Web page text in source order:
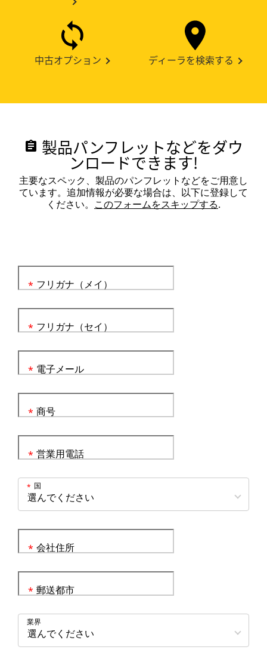
中古オプション ディーラを検索する
assignment 製品パンフレットなどをダウ
ンロードできます!
主要なスペック、製品のパンフレットなどをご用意し
ています。追加情報が必要な場合は、以下に登録して
ください。 このフォームをスキップする.
フリガナ（メイ）
*
フリガナ（セイ）
*
電子メール
*
商号
*
営業用電話
*
国
*
会社住所
*
郵送都市
*
業界